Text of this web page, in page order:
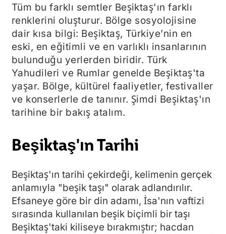
Tüm bu farklı semtler Beşiktaş'ın farklı
renklerini oluşturur. Bölge sosyolojisine
dair kısa bilgi: Beşiktaş, Türkiye’nin en
eski, en eğitimli ve en varlıklı insanlarının
bulunduğu yerlerden biridir. Türk
Yahudileri ve Rumlar genelde Beşiktaş'ta
yaşar. Bölge, kültürel faaliyetler, festivaller
ve konserlerle de tanınır. Şimdi Beşiktaş'ın
tarihine bir bakış atalım.
Beşiktaş'ın Tarihi
Beşiktaş'ın tarihi çekirdeği, kelimenin gerçek
anlamıyla "beşik taşı" olarak adlandırılır.
Efsaneye göre bir din adamı, İsa'nın vaftizi
sırasında kullanılan beşik biçimli bir taşı
Beşiktaş'taki kiliseye bırakmıştır; hacdan